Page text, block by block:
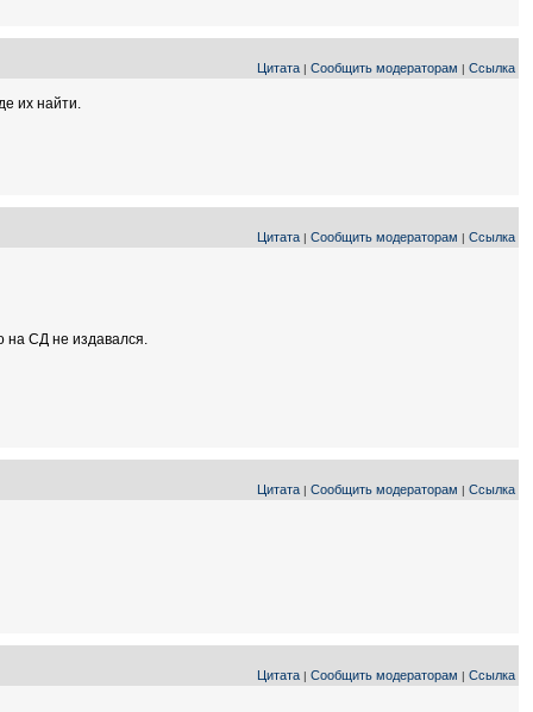
Цитата | Сообщить модераторам | Ссылка
их найти.
Цитата | Сообщить модераторам | Ссылка
на СД не издавался.
Цитата | Сообщить модераторам | Ссылка
Цитата | Сообщить модераторам | Ссылка